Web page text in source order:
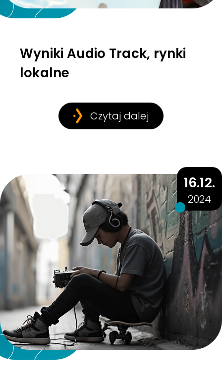
Wyniki Audio Track, rynki
lokalne
Czytaj dalej
16.12.
2024